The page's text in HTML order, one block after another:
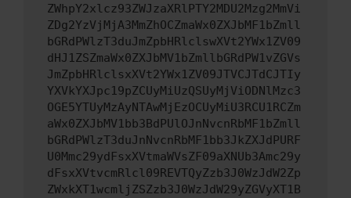
ZWhpY2xlcz93ZWJzaXRlPTY2MDU2Mzg2MmVi
ZDg2YzVjMjA3MmZhOCZmaWx0ZXJbMF1bZmll
bGRdPWlzT3duJmZpbHRlclswXVt2YWx1ZV09
dHJ1ZSZmaWx0ZXJbMV1bZmllbGRdPW1vZGVs
JmZpbHRlclsxXVt2YWx1ZV09JTVCJTdCJTIy
YXVkYXJpc19pZCUyMiUzQSUyMjViODNlMzc3
OGE5YTUyMzAyNTAwMjEzOCUyMiU3RCU1RCZm
aWx0ZXJbMV1bb3BdPUlOJnNvcnRbMF1bZmll
bGRdPWlzT3duJnNvcnRbMF1bb3JkZXJdPURF
U0Mmc29ydFsxXVtmaWVsZF09aXNUb3Amc29y
dFsxXVtvcmRlcl09REVTQyZzb3J0WzJdW2Zp
ZWxkXT1wcmljZSZzb3J0WzJdW29yZGVyXT1B